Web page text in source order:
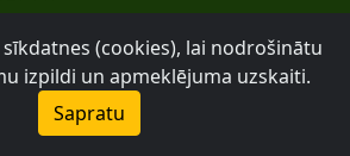
(cookies), lai nodrošinātu
izpildi un apmeklējuma uzskaiti.
Sapratu